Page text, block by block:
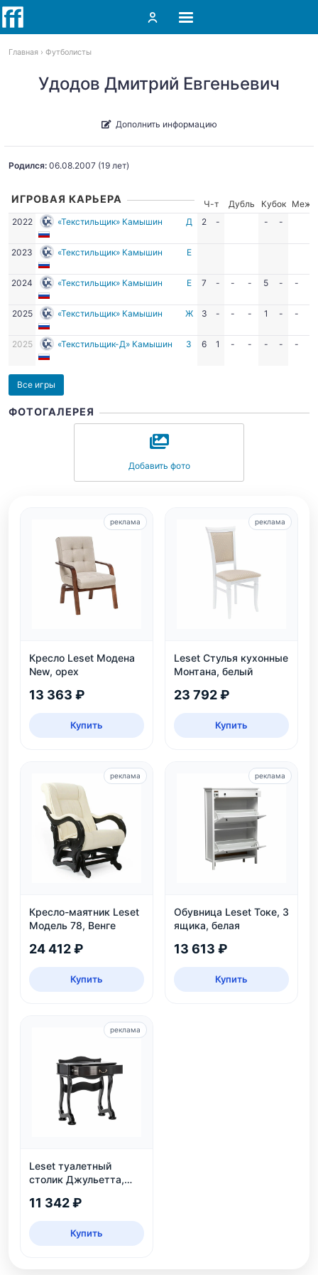
Главная Футболисты
Удодов Дмитрий Евгеньевич
Дополнить информацию
Родился: 06.08.2007 (19 лет)
ИГРОВАЯ КАРЬЕРА Ч-т Дубль Кубок
Межд.
2022
«Текстильщик» Камышин Д 2 - - -
2023 «Текстильщик» Камышин Е
2024 «Текстильщик» Камышин Е 7 - - - 5 - -
2025 «Текстильщик» Камышин Ж 3 - - - 1 - -
2025 «Текстильщик-Д» Камышин З 6 1 - - - - -
Все игры
ФОТОГАЛЕРЕЯ
Добавить фото
Кресло Leset Модена
New, орех
13 363 ₽
Купить
реклама
Leset Стулья кухонные
Монтана, белый
23 792 ₽
Купить
реклама
Кресло-маятник Leset
Модель 78, Венге
24 412 ₽
Купить
реклама
Обувница Leset Токе, 3
ящика, белая
13 613 ₽
Купить
реклама
Leset туалетный
столик Джульетта,
11 342 ₽
Купить
реклама